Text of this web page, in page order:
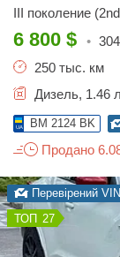
III поколение
6 800 $ •
250 тыс. км
Дизель, 1.46
BM 2124 BK
Продано
Перевірений
27